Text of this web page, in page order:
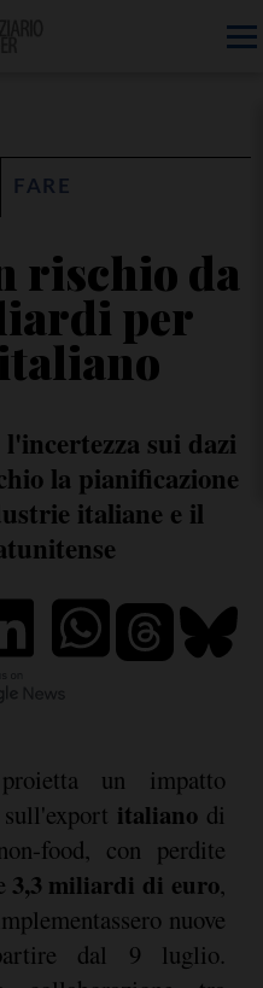
FARE
rischio da
per
sui dazi
la pianificazione
italiane e il
un impatto
italianodi
food, con perdite
3,3 miliardi di euro,
nuove
dal 9 luglio.